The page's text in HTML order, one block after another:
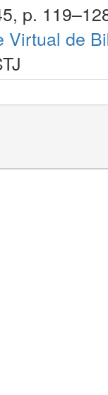
p.
Virtual de